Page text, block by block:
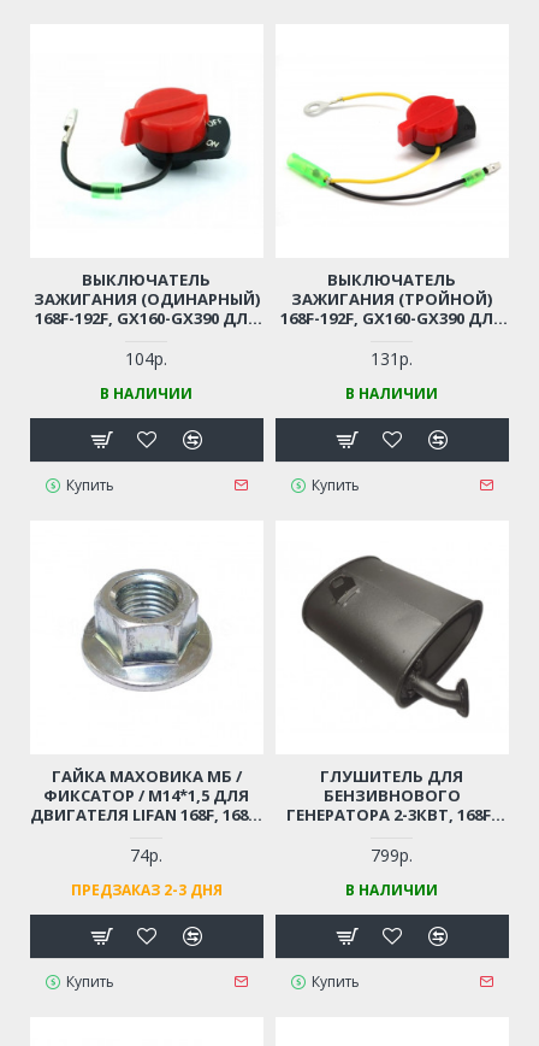
ВЫКЛЮЧАТЕЛЬ
ЗАЖИГАНИЯ (ОДИНАРНЫЙ)
168F-192F, GX160-GX390 ДЛЯ
/ ВИБРОПЛИТЫ И ПР.
104р.
В НАЛИЧИИ
Купить
ВЫКЛЮЧАТЕЛЬ
ЗАЖИГАНИЯ (ТРОЙНОЙ)
168F-192F, GX160-GX390 ДЛЯ
/ ВИБРОПЛИТЫ И ПР.
131р.
В НАЛИЧИИ
Купить
ГАЙКА МАХОВИКА МБ /
ФИКСАТОР / М14*1,5 ДЛЯ
ДВИГАТЕЛЯ LIFAN 168F, 168F-
74р.
ПРЕДЗАКАЗ 2-3 ДНЯ
Купить
ГЛУШИТЕЛЬ ДЛЯ
БЕНЗИВНОВОГО
ГЕНЕРАТОРА 2-3КВТ, 168F-
799р.
В НАЛИЧИИ
Купить